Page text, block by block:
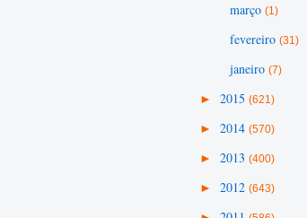
março (1)
fevereiro (31)
janeiro (7)
► 2015 (621)
► 2014 (570)
► 2013 (400)
► 2012 (643)